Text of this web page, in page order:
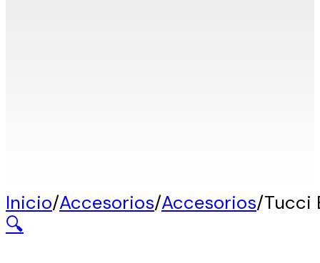
Inicio/Accesorios/Accesorios/Tucci
🔍